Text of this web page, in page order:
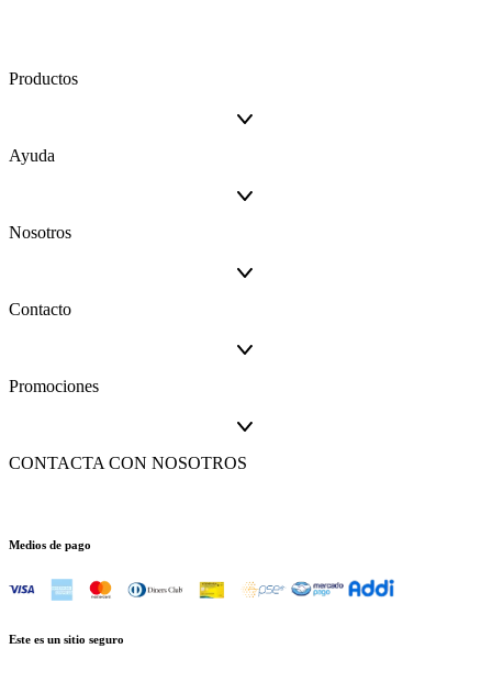
Productos
Ayuda
Nosotros
Contacto
Promociones
CONTACTA CON NOSOTROS
Medios de pago
Este es un sitio seguro